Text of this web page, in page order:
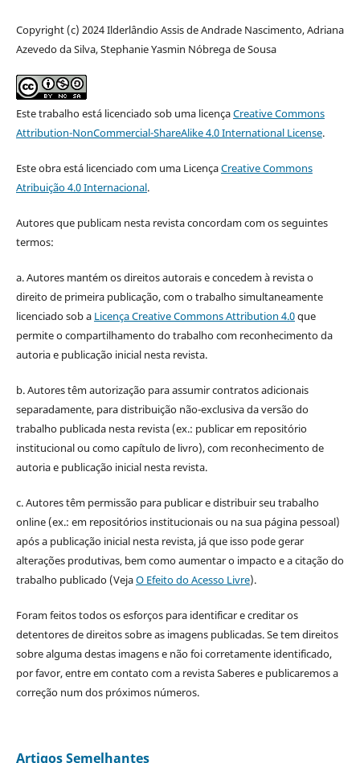
Copyright (c) 2024 Ilderlândio Assis de Andrade Nascimento, Adriana
Azevedo da Silva, Stephanie Yasmin Nóbrega de Sousa
Este trabalho está licenciado sob uma licençaCreative Commons
Attribution-NonCommercial-ShareAlike 4.0 International License.
Este obra está licenciado com uma LicençaCreative Commons
Atribuição 4.0 Internacional.
Autores que publicam nesta revista concordam com os seguintes
termos:
a. Autores mantém os direitos autorais e concedem à revista o
direito de primeira publicação, com o trabalho simultaneamente
licenciado sob a Licença Creative Commons Attribution 4.0que
permite o compartilhamento do trabalho com reconhecimento da
autoria e publicação inicial nesta revista.
b. Autores têm autorização para assumir contratos adicionais
separadamente, para distribuição não-exclusiva da versão do
trabalho publicada nesta revista (ex.: publicar em repositório
institucional ou como capítulo de livro), com reconhecimento de
autoria e publicação inicial nesta revista.
c. Autores têm permissão para publicar e distribuir seu trabalho
online (ex.: em repositórios institucionais ou na sua página pessoal)
após a publicação inicial nesta revista, já que isso pode gerar
alterações produtivas, bem como aumentar o impacto e a citação do
trabalho publicado (VejaO Efeito do Acesso Livre).
Foram feitos todos os esforços para identificar e creditar os
detentores de direitos sobre as imagens publicadas. Se tem direitos
sobre alguma destas imagens e não foi corretamente identificado,
por favor, entre em contato com a revista Saberes e publicaremos a
correção num dos próximos números.
Artigos Semelhantes